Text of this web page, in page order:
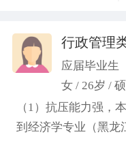
应届毕业生
女 / 26岁 /
（1）抗压能力强，
到经济学专业（黑龙